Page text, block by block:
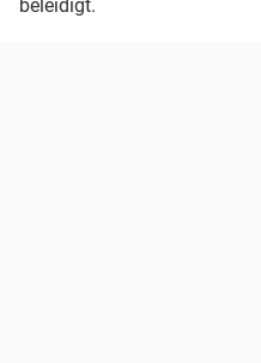
beleidigt.